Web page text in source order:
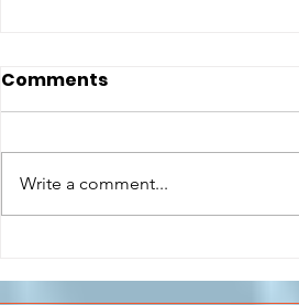
PERCORSO DI
Comments
Write a comment...